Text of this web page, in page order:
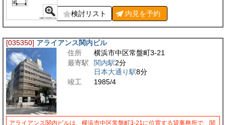
検討リスト 内見を予約
[035350] アライアンス関内ビル
住所
横浜市中区常盤町3-21
最寄駅
関内駅2分
日本大通り駅8分
竣工
1985/4
アライアンス関内ビルは、横浜市中区常盤町3-21に位置する貸事務所で、関